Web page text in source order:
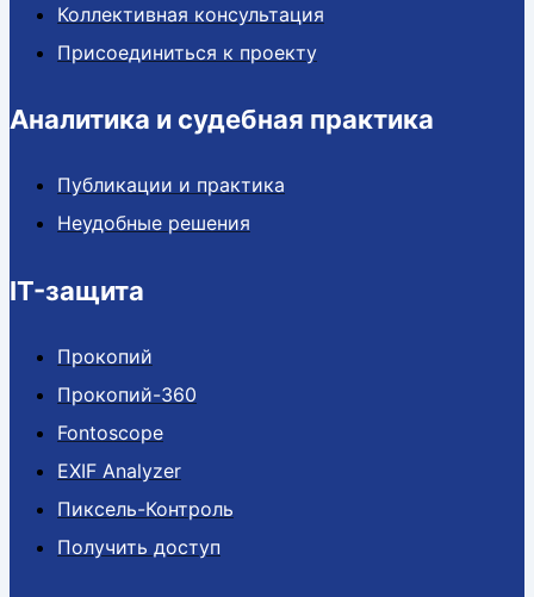
Коллективная консультация
Присоединиться к проекту
Аналитика и судебная практика
Публикации и практика
Неудобные решения
IT-защита
Прокопий
Прокопий-360
Fontoscope
EXIF Analyzer
Пиксель-Контроль
Получить доступ